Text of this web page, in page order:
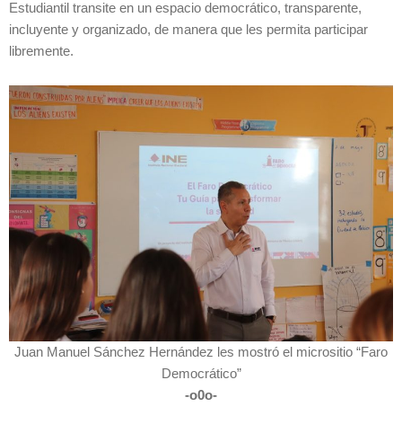
Estudiantil transite en un espacio democrático, transparente,
incluyente y organizado, de manera que les permita participar
libremente.
Juan Manuel Sánchez Hernández les mostró el micrositio “Faro
Democrático”
-o0o-